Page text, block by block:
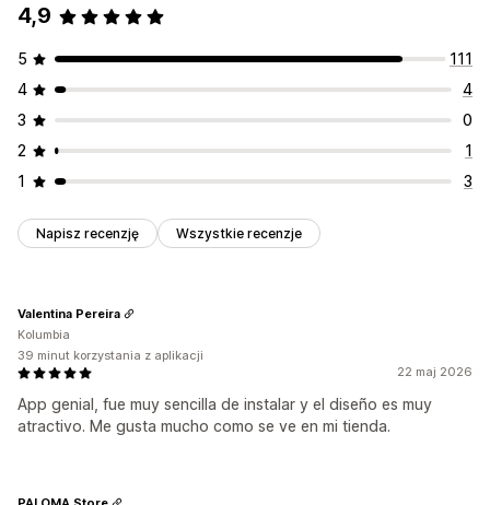
4,9
5
111
4
4
3
0
2
1
1
3
Napisz recenzję Wszystkie recenzje
22 maj 2026
App genial, fue muy sencilla de instalar y el diseño es muy
atractivo. Me gusta mucho como se ve en mi tienda.
Valentina Pereira
Kolumbia
39 minut korzystania z aplikacji